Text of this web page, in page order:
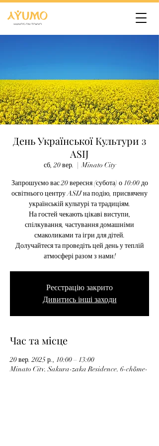
День Української Культури з
ASIJ
сб, 20 вер.
  |
Minato City
Запрошуємо вас 20 вересня (субота) о 10:00 до
освітнього центру ASIJ на подію, присвячену
українській культурі та традиціям.
На гостей чекають цікаві виступи,
спілкування, частування домашніми
смаколиками та ігри для дітей.
Долучайтеся та проведіть цей день у теплій
атмосфері разом з нами!
Реєстрацію закрито
Дивитись інші заходи
Час та місце
20 вер. 2025 р., 10:00 – 13:00
Minato City, Sakura-zaka Residence, 6-chōme-